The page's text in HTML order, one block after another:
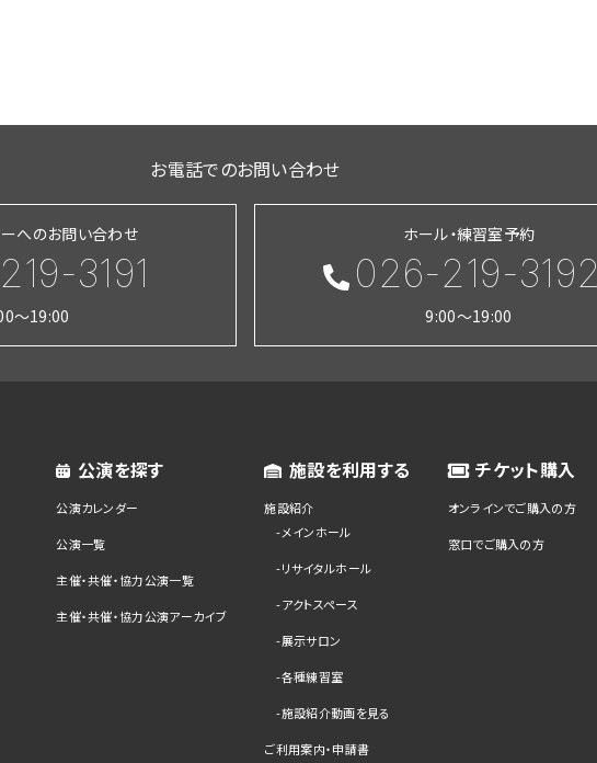
お電話でのお問い合わせ
ーへのお問い合わせ
3191
～19:00
ホール・練習室予約
026-219-3192
9:00～19:00
公演を探す
公演カレンダー
公演一覧
主催・共催・協力公演一覧
主催・共催・協力公演アーカイブ
施設を利用する
施設紹介
メインホール
リサイタルホール
アクトスペース
展示サロン
各種練習室
施設紹介動画を見る
ご利用案内・申請書
チケット購入
オンラインでご購入の方
窓口でご購入の方